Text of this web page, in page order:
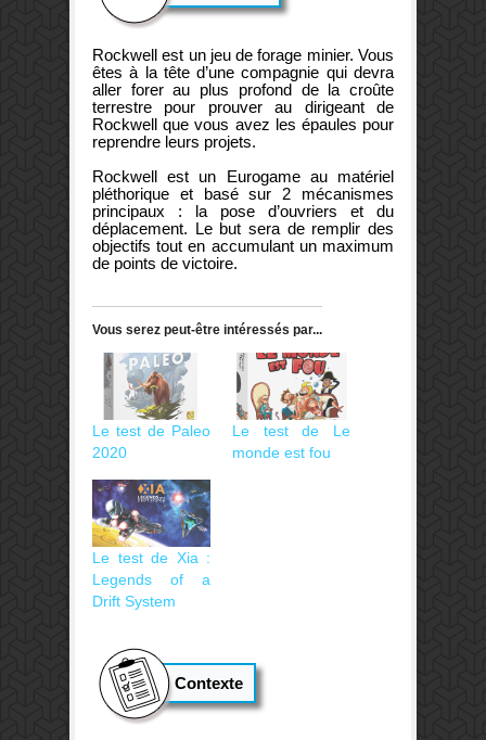
Rockwell est un jeu de forage minier. Vous
êtes à la tête d’une compagnie qui devra
aller forer au plus profond de la croûte
terrestre pour prouver au dirigeant de
Rockwell que vous avez les épaules pour
reprendre leurs projets.
Rockwell est un Eurogame au matériel
pléthorique et basé sur 2 mécanismes
principaux : la pose d’ouvriers et du
déplacement. Le but sera de remplir des
objectifs tout en accumulant un maximum
de points de victoire.
Vous serez peut-être intéressés par...
Le test de Paleo
2020
Le test de Le
monde est fou
Le test de Xia :
Legends of a
Drift System
Contexte